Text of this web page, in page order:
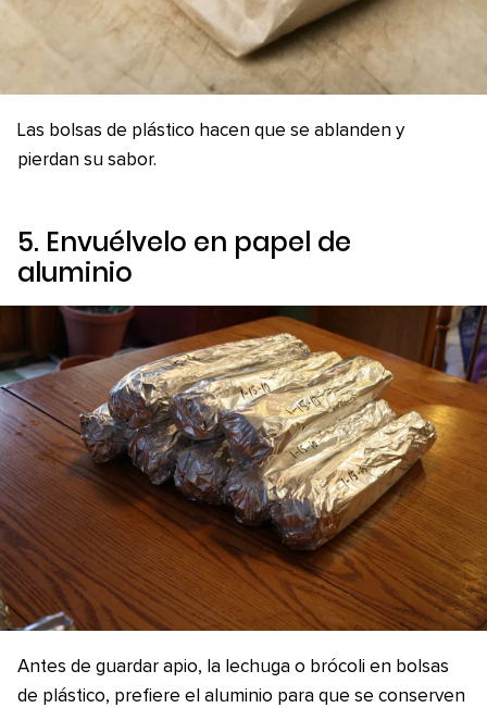
Las bolsas de plástico hacen que se ablanden y
pierdan su sabor.
5. Envuélvelo en papel de
aluminio
Antes de guardar apio, la lechuga o brócoli en bolsas
de plástico, prefiere el aluminio para que se conserven